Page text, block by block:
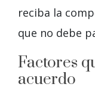
reciba la
que no debe
Factores
acuerdo